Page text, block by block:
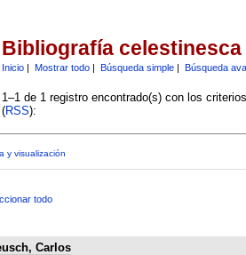
Bibliografía celestinesca
Inicio| Mostrar todo| Búsqueda simple| Búsqueda
1–1 de 1 registro encontrado(s) con los
(RSS):
y visualización
todo
Carlos